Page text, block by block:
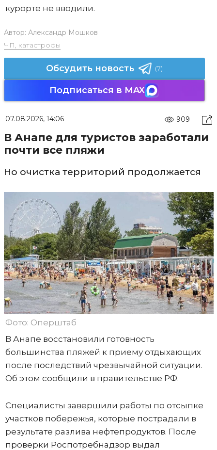
курорте не вводили.
Автор: Александр Мошков
ЧП, катастрофы
Обсудить новость (7)
Подписаться в MAX
07.08.2026, 14:06 909
В Анапе для туристов заработали
почти все пляжи
Но очистка территорий продолжается
Фото: Оперштаб
В Анапе восстановили готовность
большинства пляжей к приему отдыхающих
после последствий чрезвычайной ситуации.
Об этом сообщили в правительстве РФ.
Специалисты завершили работы по отсыпке
участков побережья, которые пострадали в
результате разлива нефтепродуктов. После
проверки Роспотребнадзор выдал